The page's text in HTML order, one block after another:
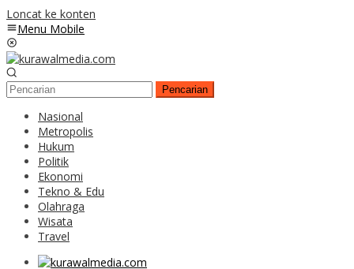
Loncat ke konten
Menu Mobile
Pencarian
Nasional
Metropolis
Hukum
Politik
Ekonomi
Tekno & Edu
Olahraga
Wisata
Travel